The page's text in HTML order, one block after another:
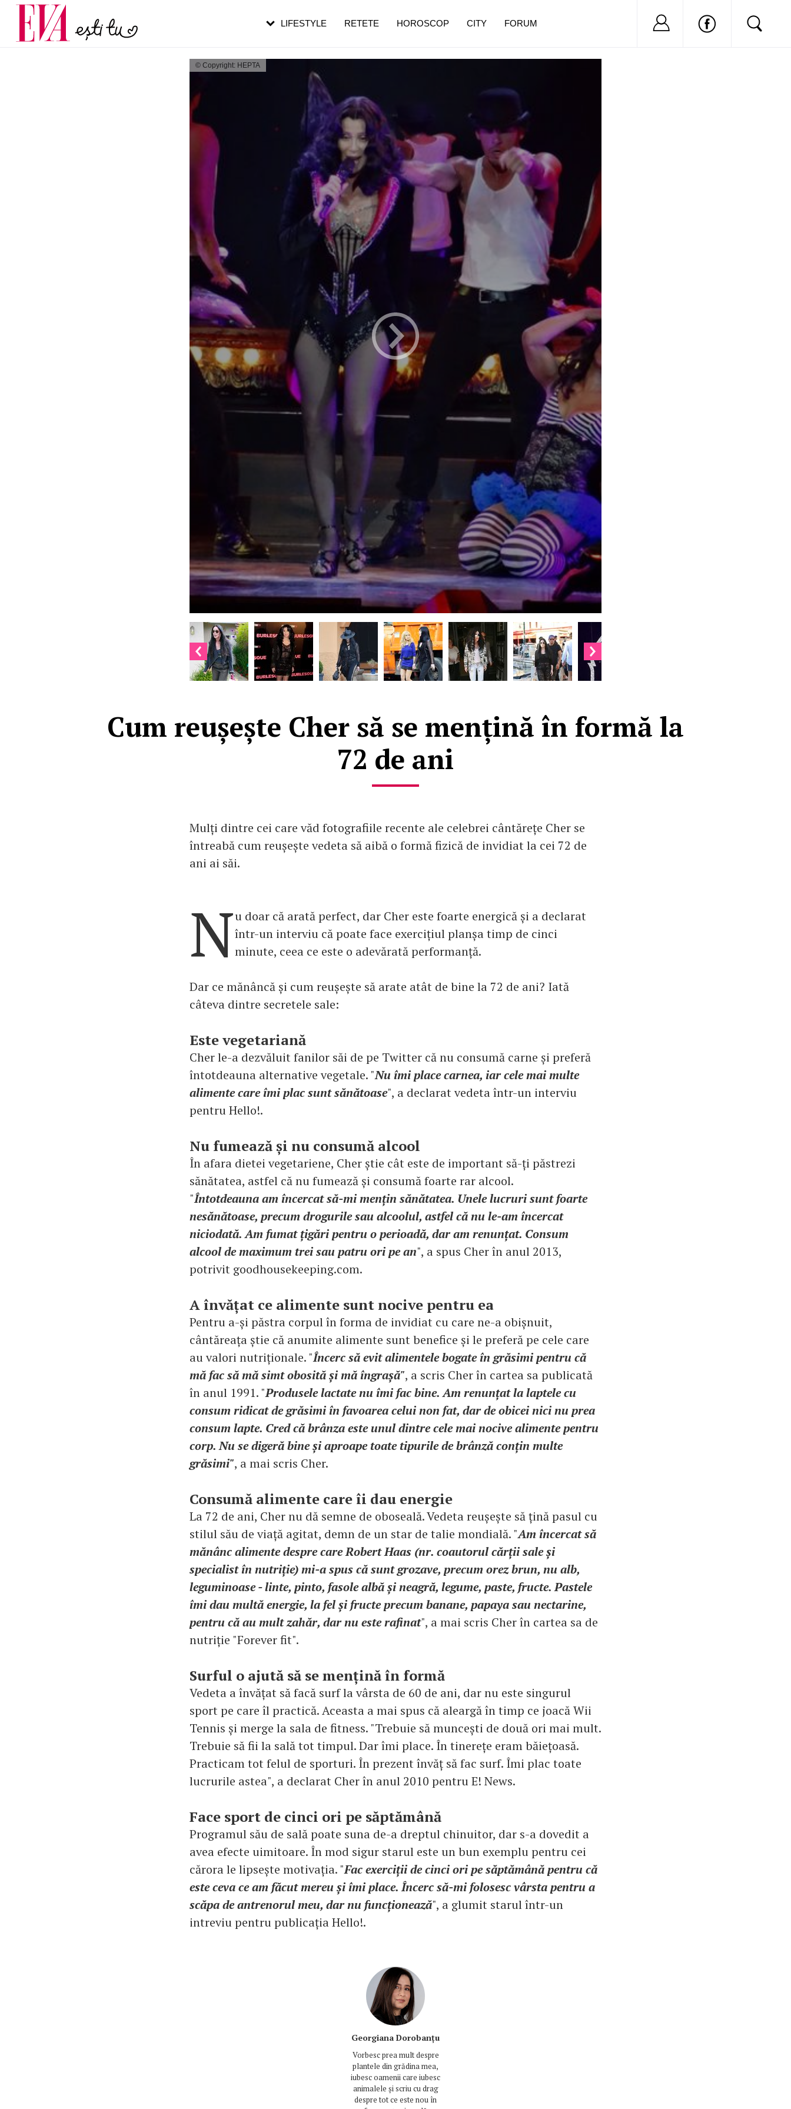
© Copyright: HEPTA
Cum reușește Cher să se mențină în formă la
72 de ani
Mulți dintre cei care văd fotografiile recente ale celebrei cântărețe Cher se
întreabă cum reușește vedeta să aibă o formă fizică de invidiat la cei 72 de
ani ai săi.
Nu doar că arată perfect, dar Cher este foarte energică și a declarat
într-un interviu că poate face exercițiul planșa timp de cinci
minute, ceea ce este o adevărată performanță.
Dar ce mănâncă și cum reușește să arate atât de bine la 72 de ani? Iată
câteva dintre secretele sale:
Este vegetariană
Cher le-a dezvăluit fanilor săi de pe Twitter că nu consumă carne și preferă
întotdeauna alternative vegetale. "Nu îmi place carnea, iar cele mai multe
alimente care îmi plac sunt sănătoase", a declarat vedeta într-un interviu
pentru Hello!.
Nu fumează și nu consumă alcool
În afara dietei vegetariene, Cher știe cât este de important să-ți păstrezi
sănătatea, astfel că nu fumează și consumă foarte rar alcool.
"Întotdeauna am încercat să-mi mențin sănătatea. Unele lucruri sunt foarte
nesănătoase, precum drogurile sau alcoolul, astfel că nu le-am încercat
niciodată. Am fumat țigări pentru o perioadă, dar am renunțat. Consum
alcool de maximum trei sau patru ori pe an", a spus Cher în anul 2013,
potrivit goodhousekeeping.com.
A învățat ce alimente sunt nocive pentru ea
Pentru a-și păstra corpul în forma de invidiat cu care ne-a obișnuit,
cântăreața știe că anumite alimente sunt benefice și le preferă pe cele care
au valori nutriționale. "Încerc să evit alimentele bogate în grăsimi pentru că
mă fac să mă simt obosită și mă îngrașă", a scris Cher în cartea sa publicată
în anul 1991. "Produsele lactate nu îmi fac bine. Am renunțat la laptele cu
consum ridicat de grăsimi în favoarea celui non fat, dar de obicei nici nu prea
consum lapte. Cred că brânza este unul dintre cele mai nocive alimente pentru
corp. Nu se digeră bine și aproape toate tipurile de brânză conțin multe
grăsimi", a mai scris Cher.
Consumă alimente care îi dau energie
La 72 de ani, Cher nu dă semne de oboseală. Vedeta reușește să țină pasul cu
stilul său de viață agitat, demn de un star de talie mondială. "Am încercat să
mănânc alimente despre care Robert Haas (nr. coautorul cărții sale și
specialist în nutriție) mi-a spus că sunt grozave, precum orez brun, nu alb,
leguminoase - linte, pinto, fasole albă și neagră, legume, paste, fructe. Pastele
îmi dau multă energie, la fel și fructe precum banane, papaya sau nectarine,
pentru că au mult zahăr, dar nu este rafinat", a mai scris Cher în cartea sa de
nutriție "Forever fit".
Surful o ajută să se mențină în formă
Vedeta a învățat să facă surf la vârsta de 60 de ani, dar nu este singurul
sport pe care îl practică. Aceasta a mai spus că aleargă în timp ce joacă Wii
Tennis și merge la sala de fitness. "Trebuie să muncești de două ori mai mult.
Trebuie să fii la sală tot timpul. Dar îmi place. În tinerețe eram băiețoasă.
Practicam tot felul de sporturi. În prezent învăț să fac surf. Îmi plac toate
lucrurile astea", a declarat Cher în anul 2010 pentru E! News.
Face sport de cinci ori pe săptămână
Programul său de sală poate suna de-a dreptul chinuitor, dar s-a dovedit a
avea efecte uimitoare. În mod sigur starul este un bun exemplu pentru cei
cărora le lipsește motivația. "Fac exerciții de cinci ori pe săptămână pentru că
este ceva ce am făcut mereu și îmi place. Încerc să-mi folosesc vârsta pentru a
scăpa de antrenorul meu, dar nu funcționează", a glumit starul într-un
intreviu pentru publicația Hello!.
Georgiana Dorobanțu
Vorbesc prea mult despre
plantele din grădina mea,
iubesc oamenii care iubesc
animalele și scriu cu drag
despre tot ce este nou în
LIFESTYLE RETETE HOROSCOP CITY FORUM Nu ai cont?
Carieră
Actualitate
pe măsură ce înaintezi în vârstă